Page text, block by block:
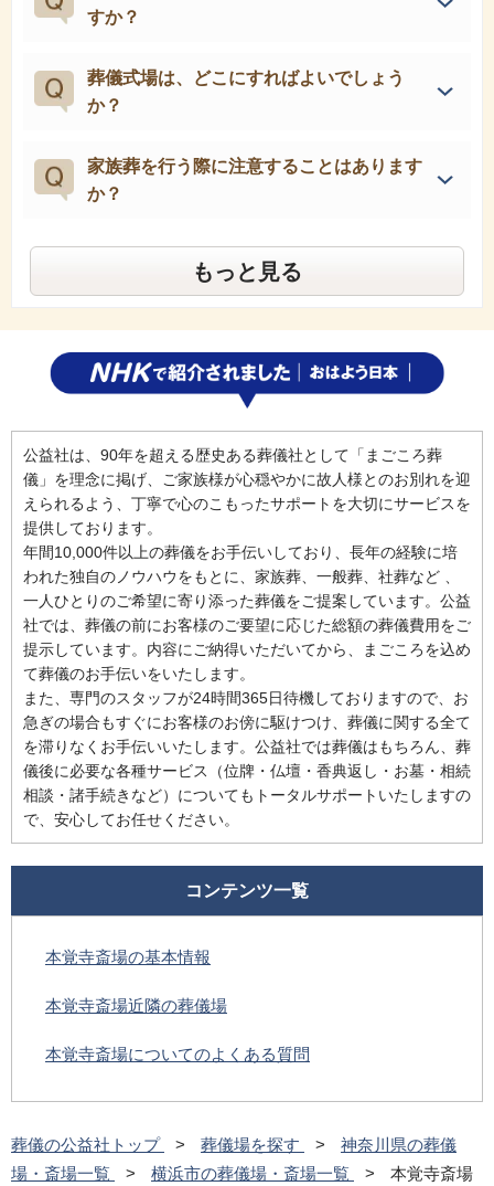
すか？
葬儀式場は、どこにすればよいでしょう
か？
家族葬を行う際に注意することはあります
か？
もっと見る
公益社は、90年を超える歴史ある葬儀社として「まごころ葬
儀」を理念に掲げ、ご家族様が心穏やかに故人様とのお別れを迎
えられるよう、丁寧で心のこもったサポートを大切にサービスを
提供しております。
年間10,000件以上の葬儀をお手伝いしており、長年の経験に培
われた独自のノウハウをもとに、家族葬、一般葬、社葬など 、
一人ひとりのご希望に寄り添った葬儀をご提案しています。公益
社では、葬儀の前にお客様のご要望に応じた総額の葬儀費用をご
提示しています。内容にご納得いただいてから、まごころを込め
て葬儀のお手伝いをいたします。
また、専門のスタッフが24時間365日待機しておりますので、お
急ぎの場合もすぐにお客様のお傍に駆けつけ、葬儀に関する全て
を滞りなくお手伝いいたします。公益社では葬儀はもちろん、葬
儀後に必要な各種サービス（位牌・仏壇・香典返し・お墓・相続
相談・諸手続きなど）についてもトータルサポートいたしますの
で、安心してお任せください。
コンテンツ一覧
本覚寺斎場の基本情報
本覚寺斎場近隣の葬儀場
本覚寺斎場についてのよくある質問
葬儀の公益社トップ 葬儀場を探す
神奈川県の葬儀
場・斎場一覧
横浜市の葬儀場・斎場一覧 本覚寺斎場